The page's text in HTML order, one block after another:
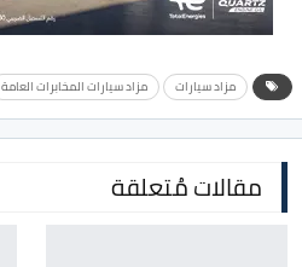
مزاد سيارات مزاد سيارات المخابرات العامة
مقالات مُتعلقة